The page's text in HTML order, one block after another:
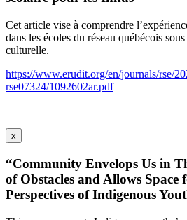
Cet article vise à comprendre
dans les écoles du réseau québécois
culturelle.
https://www.erudit.org/en/journals/rse/
rse07324/1092602ar.pdf
x
“Community Envelops Us in
of Obstacles and Allows
Perspectives of Indigenous